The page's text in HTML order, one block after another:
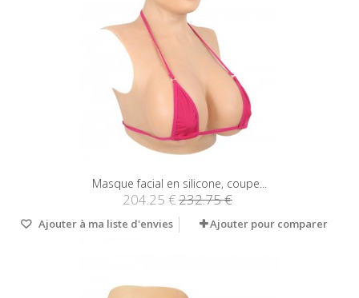
Masque facial en silicone, coupe...
204.25 €232.75 €
Ajouter à ma liste d'envies Ajouter pour comparer